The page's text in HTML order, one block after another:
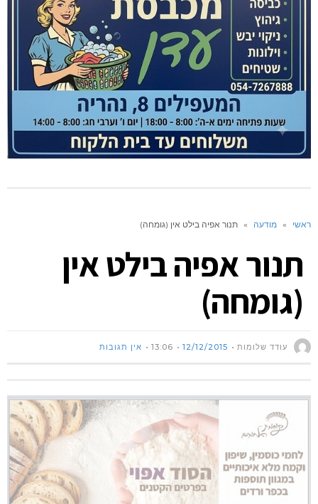
ראשי » מודעה » תנור אפיה בילט אין (גומחה)
תנור אפיה בילט אין
(גומחה)
עודד שלומות 12/12/2015
13:06 אין תגובות